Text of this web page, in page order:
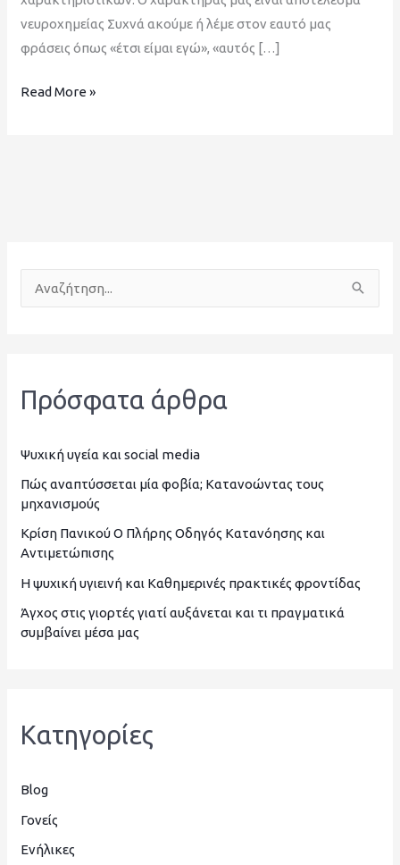
νευροχημείας Συχνά ακούμε ή λέμε στον εαυτό μας
φράσεις όπως «έτσι είμαι εγώ», «αυτός […]
Read More »
η
σ
η
γ
ι
α
:
Πρόσφατα άρθρα
Ψυχική υγεία και social media
Πώς αναπτύσσεται μία φοβία; Κατανοώντας τους
μηχανισμούς
Κρίση Πανικού Ο Πλήρης Οδηγός Κατανόησης και
Αντιμετώπισης
Η ψυχική υγιεινή και Καθημερινές πρακτικές φροντίδας
Άγχος στις γιορτές γιατί αυξάνεται και τι πραγματικά
συμβαίνει μέσα μας
Kατηγορίες
Blog
Γονείς
Ενήλικες